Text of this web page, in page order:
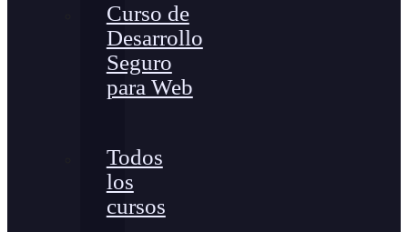
Curso de
Desarrollo
Seguro
para Web
Todos
los
cursos